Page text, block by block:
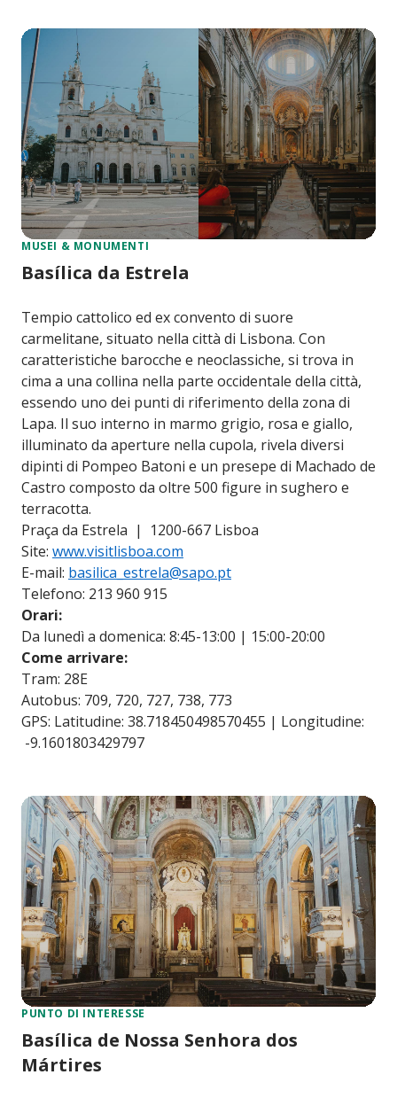
MUSEI & MONUMENTI
Basílica da Estrela
Tempio cattolico ed ex convento di suore
carmelitane, situato nella città di Lisbona. Con
caratteristiche barocche e neoclassiche, si trova in
cima a una collina nella parte occidentale della città,
essendo uno dei punti di riferimento della zona di
Lapa. Il suo interno in marmo grigio, rosa e giallo,
illuminato da aperture nella cupola, rivela diversi
dipinti di Pompeo Batoni e un presepe di Machado de
Castro composto da oltre 500 figure in sughero e
terracotta.
Praça da Estrela | 1200-667 Lisboa
Site: www.visitlisboa.com
E-mail: basilica_estrela@sapo.pt
Telefono: 213 960 915
Orari:
Da lunedì a domenica: 8:45-13:00 | 15:00-20:00
Come arrivare:
Tram: 28E
Autobus: 709, 720, 727, 738, 773
GPS: Latitudine: 38.718450498570455 | Longitudine:
-9.1601803429797
PUNTO DI INTERESSE
Basílica de Nossa Senhora dos
Mártires